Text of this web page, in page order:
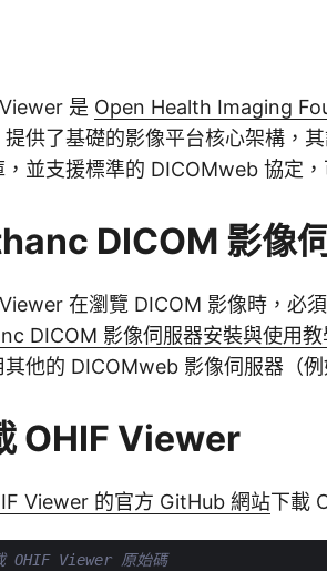
是 Open Health Imaging
提供了基礎的影像平台核心架構，
，並支援標準的 DICOMweb 協定
DICOM 影像
在瀏覽 DICOM 影像時，必
DICOM 影像伺服器安裝與使用教
其他的 DICOMweb 影像伺服器（例
OHIF Viewer
Viewer 的官方 GitHub 網站下載
OHIF Viewer 原始碼